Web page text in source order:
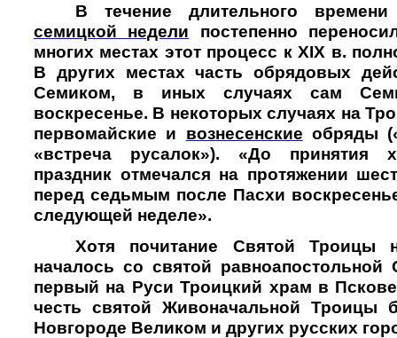
В течение длительного
семицкой недели постепенно
многих местах этот процесс к XIX в.
В других местах часть обрядовых
Семиком, в иных случаях сам
воскресенье. В некоторых случаях на
первомайские и вознесенские обряды
«встреча русалок»). «До принятия
праздник отмечался на протяжении
перед седьмым после Пасхи
следующей неделе».
Хотя почитание Святой Троицы
началось со святой равноапостольной
первый на Руси Троицкий храм в
честь святой Живоначальной Троицы
Новгороде Великом и других русских